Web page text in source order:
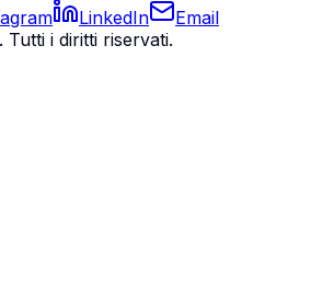
LinkedIn
Email
Tutti i diritti riservati.